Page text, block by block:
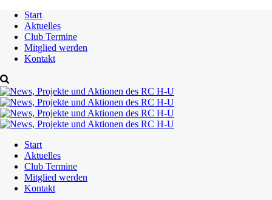
Start
Aktuelles
Club Termine
Mitglied werden
Kontakt
Start
Aktuelles
Club Termine
Mitglied werden
Kontakt